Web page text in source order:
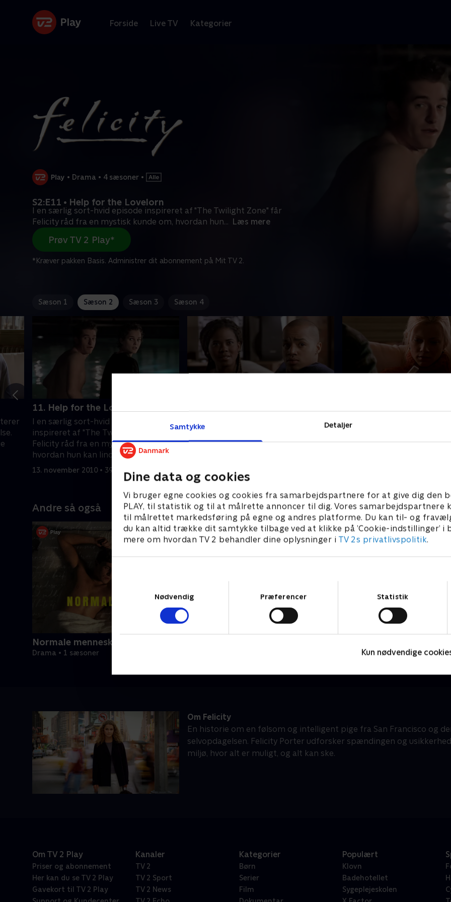
Samtykke Detaljer
Dine data og cookies
Vi bruger egne cookies og cookies fra samarbejdspartnere for at give dig den
PLAY, til statistik og til at målrette annoncer til dig. Vores samarbejdspartnere
til målrettet markedsføring på egne og andres platforme. Du kan til- og
du kan altid trække dit samtykke tilbage ved at klikke på ’Cookie-indstillinger’ i
mere om hvordan TV 2 behandler dine oplysninger i TV 2s privatlivspolitik.
Nødvendig
Præferencer Statistik
Kun nødvendige
Forside Live TV Kategorier
• Drama • 4 sæsoner •
S2:E11 • Help for the Lovelorn
I en særlig sort-hvid episode inspireret af "The Twilight Zone" får
Felicity råd fra en mystisk kunde om, hvordan hun... Læs mere
Prøv TV 2 Play*
*Kræver pakken Basis. Administrer dit abonnement på Mit TV 2.
Sæson 1 Sæson 2 Sæson 3 Sæson 4
11. Help for the Lovelorn
I en særlig sort-hvid episode
inspireret af "The Twilight Zone" får
Felicity råd fra en mystisk kunde om,
hvordan hun kan lindre sin hjertesorg.
13. november 2010 • 39 min
Ben og Felicity bliver tvunget i terapi
på grund af deres drengestreger ved
poolen, og Elena får en ny
20. november 2010 • 43 min
Felicity og Ben løser en
Andre så også
Normale mennesker
Drama • 1 sæsoner
Om Felicity
En historie om en følsom og intelligent pige fra San Francisco og
selvopdagelsen. Felicity Porter udforsker spændingen og
miljø, hvor alt er muligt, og alt kan ske.
Om TV 2 Play
Priser og abonnement
Her kan du se TV 2 Play
Gavekort til TV 2 Play
Kanaler
TV 2
TV 2 Sport
TV 2 News
Kategorier
Børn
Serier
Film
Populært
Klovn
Badehotellet
Sygeplejeskolen